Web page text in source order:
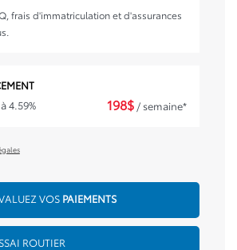
frais d'immatriculation et d'assurances
4.59%
198$ / semaine*
VOS PAIEMENTS
ROUTIER